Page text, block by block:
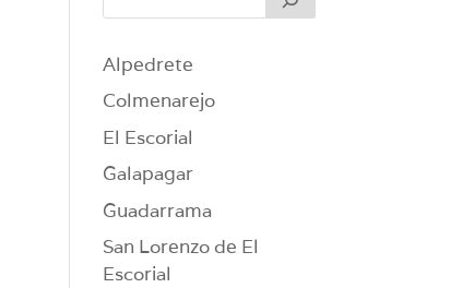
Alpedrete
Colmenarejo
El Escorial
Galapagar
Guadarrama
San Lorenzo de El
Escorial